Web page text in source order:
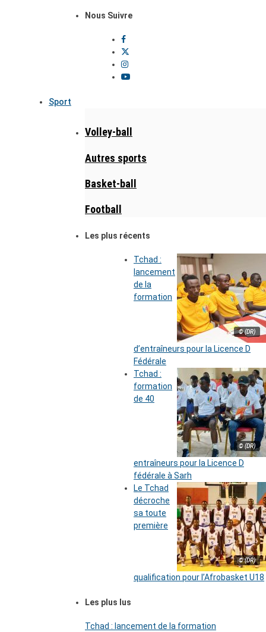
Nous Suivre
Sport
Volley-ball
Autres sports
Basket-ball
Football
Les plus récents
© (DR)
Tchad :
lancement
de la
formation
d’entraîneurs pour la Licence D
Fédérale
© (DR)
Tchad :
formation
de 40
entraîneurs pour la Licence D
fédérale à Sarh
© (DR)
Le Tchad
décroche
sa toute
première
qualification pour l’Afrobasket U18
Les plus lus
Tchad : lancement de la formation